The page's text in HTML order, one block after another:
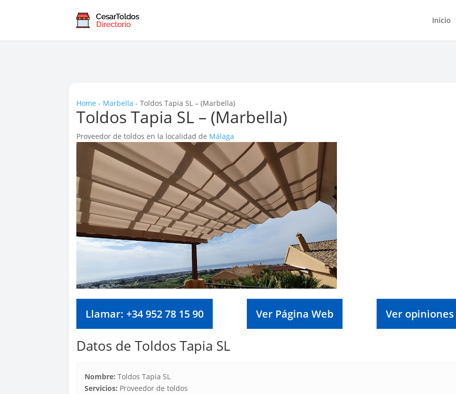
Inicio
Home - Marbella -Toldos Tapia SL – (Marbella)
Toldos Tapia SL – (Marbella)
Proveedor de toldos en la localidad de Málaga
Llamar: +34 952 78 15 90 Ver Página Web Ver opiniones
Datos de Toldos Tapia SL
Nombre: Toldos Tapia SL
Servicios: Proveedor de toldos